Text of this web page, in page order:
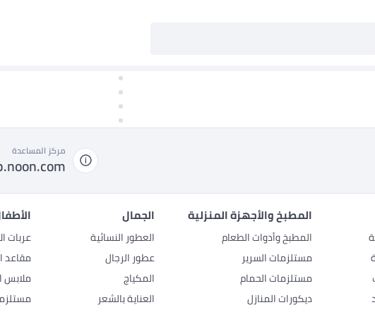
مركز المساعدة
المطبخ والأجهزة المنزلية
المطبخ وأدوات الطعام
مستلزمات السرير
مستلزمات الحمام
ديكورات المنازل
الجمال
العطور النسائية
عطور الرجال
المكياج
العناية بالشعر
عربات
مقاعد
ملابس